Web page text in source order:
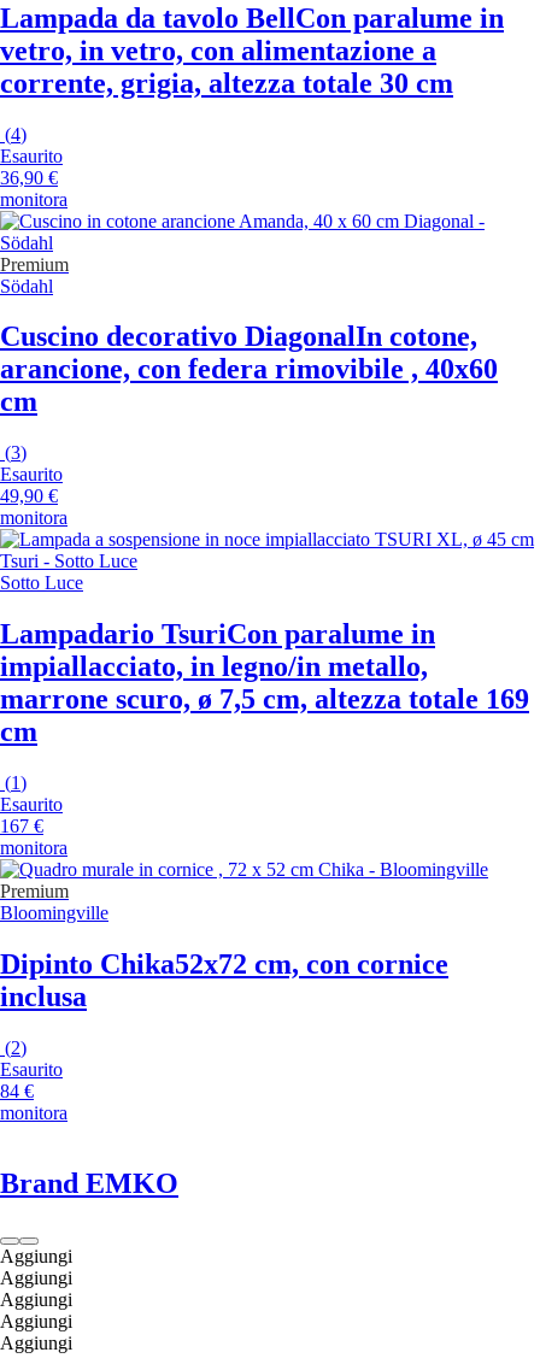
Lampada da tavolo BellCon paralume in
vetro, in vetro, con alimentazione a
corrente, grigia, altezza totale 30 cm
(4)
Esaurito
36,90 €
monitora
Premium
Södahl
Cuscino decorativo DiagonalIn cotone,
arancione, con federa rimovibile , 40x60
cm
(3)
Esaurito
49,90 €
monitora
Sotto Luce
Lampadario TsuriCon paralume in
impiallacciato, in legno/in metallo,
marrone scuro, ø 7,5 cm, altezza totale 169
cm
(1)
Esaurito
167 €
monitora
Premium
Bloomingville
Dipinto Chika52x72 cm, con cornice
inclusa
(2)
Esaurito
84 €
monitora
Brand EMKO
Aggiungi
Aggiungi
Aggiungi
Aggiungi
Aggiungi